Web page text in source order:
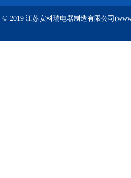
© 2019 江苏安科瑞电器制造有限公司